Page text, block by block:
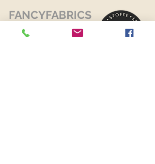
FANCYFABRICS